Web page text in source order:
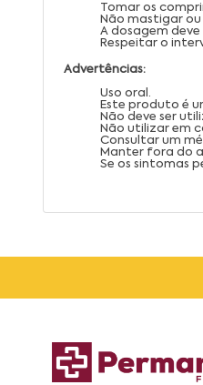
Tomar os
Não mastigar
A dosagem
Respeitar o
Advertências:
Uso oral.
Este produto é
Não deve ser
Não utilizar em
Consultar um
Manter fora do
Se os sintomas